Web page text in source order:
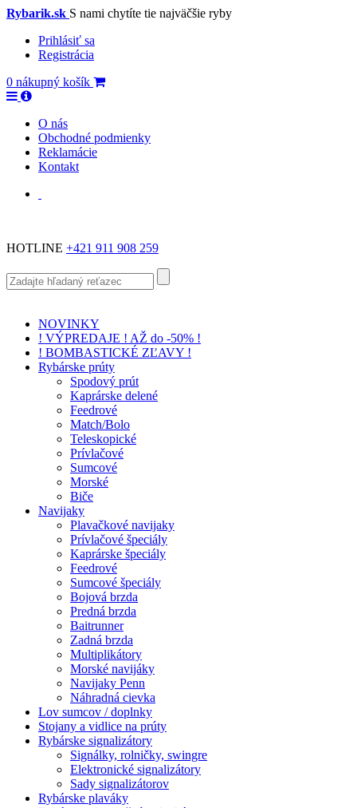
Rybarik.sk S nami chytíte tie najväčšie ryby
Prihlásiť sa
Registrácia
0 nákupný košík
O nás
Obchodné podmienky
Reklamácie
Kontakt
HOTLINE +421 911 908 259
NOVINKY
! VÝPREDAJE ! AŽ do -50% !
! BOMBASTICKÉ ZĽAVY !
Rybárske prúty
Spodový prút
Kaprárske delené
Feedrové
Match/Bolo
Teleskopické
Prívlačové
Sumcové
Morské
Biče
Navijaky
Plavačkové navijaky
Prívlačové špeciály
Kaprárske špeciály
Feedrové
Sumcové špeciály
Bojová brzda
Predná brzda
Baitrunner
Zadná brzda
Multiplikátory
Morské navijáky
Navijaky Penn
Náhradná cievka
Lov sumcov / doplnky
Stojany a vidlice na prúty
Rybárske signalizátory
Signálky, rolničky, swingre
Elektronické signalizátory
Sady signalizátorov
Rybárske plaváky